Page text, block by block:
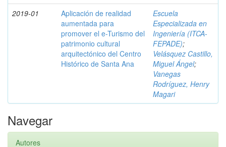
2019-01
Aplicación de realidad
aumentada para
promover el e-Turismo del
patrimonio cultural
arquitectónico del Centro
Histórico de Santa Ana
Escuela
Especializada en
Ingeniería (ITCA-
FEPADE);
Velásquez Castillo,
Miguel Ángel;
Vanegas
Rodríguez, Henry
Magari
Navegar
Autores